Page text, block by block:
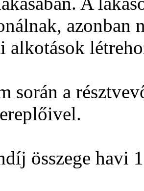
azonban
alkotások
során a
összege havi